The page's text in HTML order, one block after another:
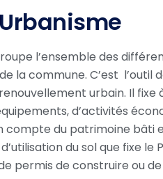
l’ensemble des
la commune. C’est l’outil
urbain. Il
d’activités
compte du patrimoine bâti
du sol que fixe le
permis de construire ou